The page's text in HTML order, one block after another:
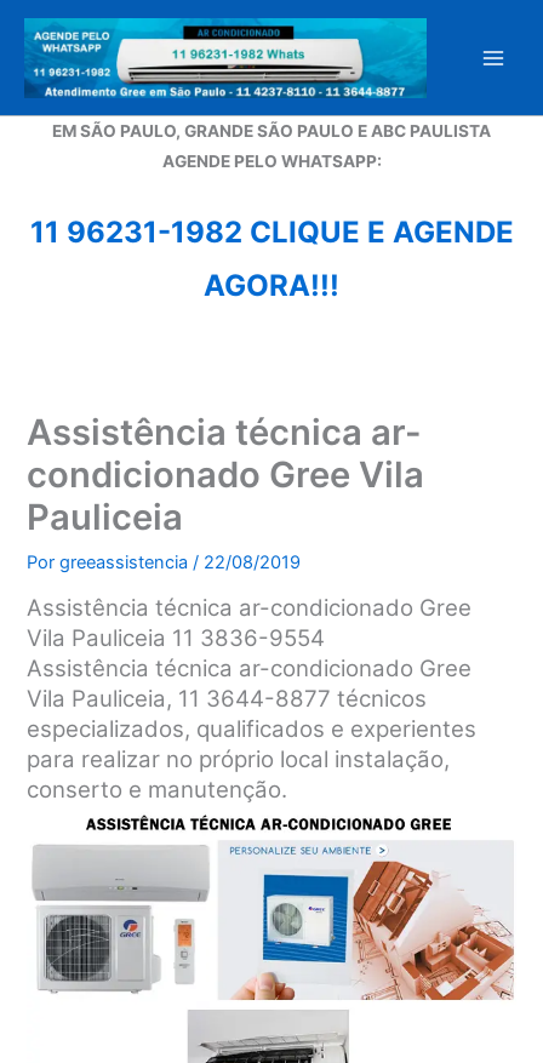
para
conteúdo
EM SÃO PAULO, GRANDE SÃO PAULO E ABC PAULISTA
AGENDE PELO WHATSAPP:
11 96231-1982 CLIQUE E AGENDE
AGORA!!!
Assistência técnica ar-
condicionado Gree Vila
Pauliceia
Porgreeassistencia/ 22/08/2019
Assistência técnica ar-condicionado Gree
Vila Pauliceia 11 3836-9554
Assistência técnica ar-condicionado Gree
Vila Pauliceia, 11 3644-8877 técnicos
especializados, qualificados e experientes
para realizar no próprio local instalação,
conserto e manutenção.